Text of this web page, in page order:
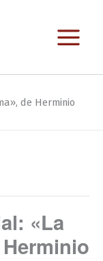
de Herminio
«La